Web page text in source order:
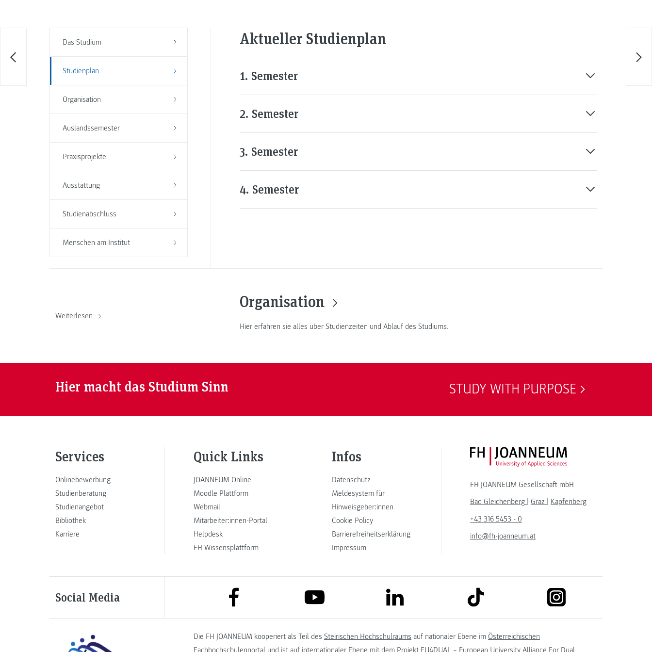
Das Studium
Studienplan
Organisation
Auslandssemester
Praxisprojekte
Ausstattung
Studienabschluss
Menschen am Institut
Aktueller Studienplan
1. Semester
2. Semester
3. Semester
4. Semester
Weiterlesen
Organisation
Hier erfahren sie alles über Studienzeiten und Ablauf des Studiums.
Hier macht das Studium Sinn STUDY WITH PURPOSE
Services
Onlinebewerbung
Studienberatung
Studienangebot
Bibliothek
Karriere
Quick Links
JOANNEUM Online
Moodle Plattform
Webmail
Mitarbeiter:innen-Portal
Helpdesk
FH Wissensplattform
Infos
Datenschutz
Meldesystem für
Hinweisgeber:innen
Cookie Policy
Barrierefreiheitserklärung
Impressum
FH JOANNEUM Logo
FH JOANNEUM Gesellschaft mbH
Bad Gleichenberg
Graz
Kapfenberg
+43 316 5453 - 0
info@fh-joanneum.at
Social Media link to facebook link to youtube link to linkedin link to tiktok
Die FH JOANNEUM kooperiert als Teil des Steirischen Hochschulraums auf nationaler Ebene im Österreichischen
Fachhochschulenportal und ist auf internationaler Ebene mit dem Projekt EU4DUAL – European University Alliance For Dual